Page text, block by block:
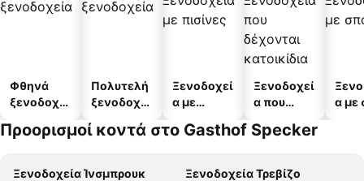
Φθηνά
ξενοδοχεί
Πολυτελή
ξενοδοχεί
Ξενοδοχεί
α με
Ξενοδοχεί
α που
κατοικίδι
α με
Προορισμοί κοντά στο Gasthof Specker
Ξενοδοχεία Ίνσμπρουκ
Ξενοδοχεία Τρεβίζο